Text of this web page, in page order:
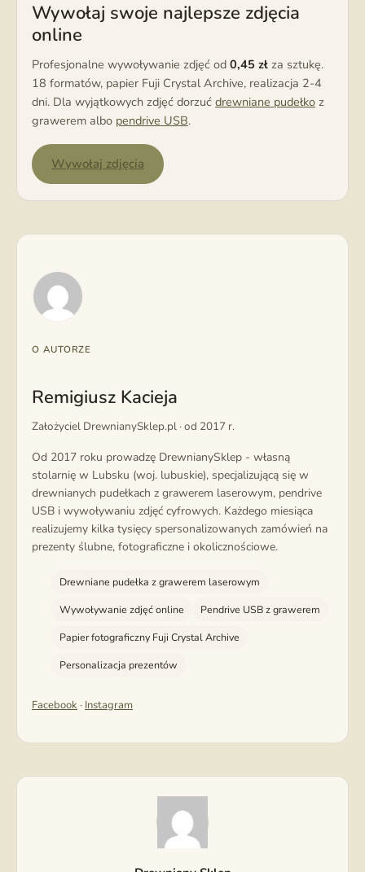
Wywołaj swoje najlepsze zdjęcia
online
Profesjonalne wywoływanie zdjęć od 0,45 zł za sztukę.
18 formatów, papier Fuji Crystal Archive, realizacja 2-4
dni. Dla wyjątkowych zdjęć dorzuć drewniane pudełko z
grawerem albo pendrive USB.
Wywołaj zdjęcia
O AUTORZE
Remigiusz Kacieja
Założyciel DrewnianySklep.pl · od 2017 r.
Od 2017 roku prowadzę DrewnianySklep - własną
stolarnię w Lubsku (woj. lubuskie), specjalizującą się w
drewnianych pudełkach z grawerem laserowym, pendrive
USB i wywoływaniu zdjęć cyfrowych. Każdego miesiąca
realizujemy kilka tysięcy spersonalizowanych zamówień na
prezenty ślubne, fotograficzne i okolicznościowe.
Drewniane pudełka z grawerem laserowym
Wywoływanie zdjęć online
Pendrive USB z grawerem
Papier fotograficzny Fuji Crystal Archive
Personalizacja prezentów
Facebook · Instagram